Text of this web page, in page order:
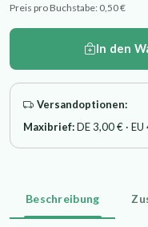
Preis pro Buchstabe: 0,50 €
In den
Versandoptionen:
Maxibrief:DE 3,00 € ·
Beschreibung